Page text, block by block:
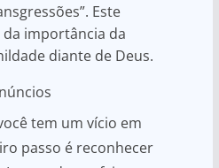
Este
importância da
diante de Deus.
tem um vício em
passo é reconhecer